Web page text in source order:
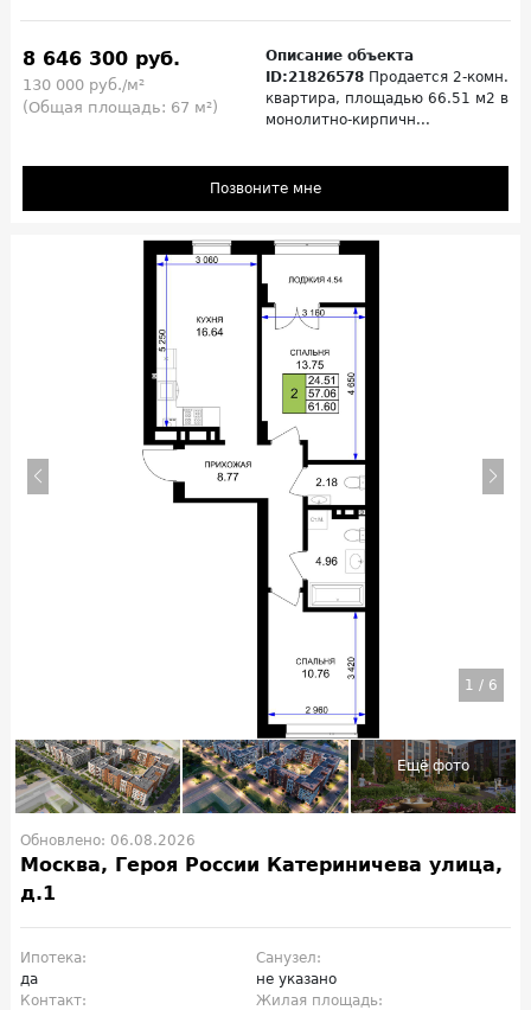
8 646 300 руб.
130 000 руб./м²
(Общая площадь: 67 м²)
Описание объекта
ID:21826578 Продается 2-комн.
квартира, площадью 66.51 м2 в
монолитно-кирпичн...
Позвоните мне
1 / 6
Обновлено: 06.08.2026
Москва, Героя России Катериничева улица,
д.1
Ипотека:
да
Санузел:
не указано
Контакт:
Жилая площадь: